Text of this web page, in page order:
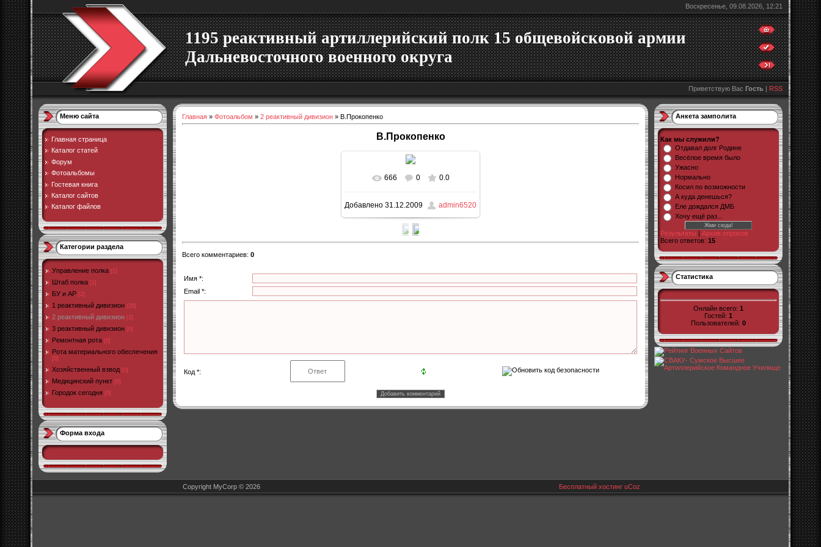
Воскресенье, 09.08.2026, 12:21
1195 реактивный артиллерийский полк 15 общевойсковой армии
Дальневосточного военного округа
Приветствую Вас Гость | RSS
Меню сайта
Главная страница
Каталог статей
Форум
Фотоальбомы
Гостевая книга
Каталог сайтов
Каталог файлов
Категории раздела
Управление полка [1]
Штаб полка [1]
БУ и АР [2]
1 реактивный дивизион [29]
2 реактивный дивизион [2]
3 реактивный дивизион [0]
Ремонтная рота [0]
Рота материального обеспечения
[0]
Хозяйственный взвод [0]
Медицинский пункт [0]
Городок сегодня [0]
Форма входа
Главная » Фотоальбом » 2 реактивный дивизион » В.Прокопенко
В.Прокопенко
В реальном размере 640x467
37.7Kb
666 0 0.0
Добавлено 31.12.2009 admin6520
Всего комментариев: 0
Имя *:
Email *:
Код *:
Анкета замполита
Как мы служили?
Отдавал долг Родине
Весёлое время было
Ужасно
Нормально
Косил по возможности
А куда денешься?
Еле дождался ДМБ
Хочу ещё раз...
Результаты | Архив опросов
Всего ответов: 15
Статистика
Онлайн всего: 1
Гостей: 1
Пользователей: 0
Copyright MyCorp © 2026 Бесплатный хостинг uCoz